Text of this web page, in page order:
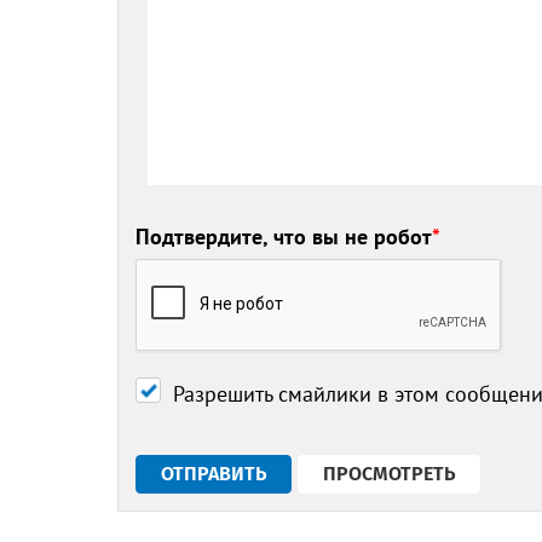
Подтвердите, что вы не робот*
Разрешить смайлики в этом